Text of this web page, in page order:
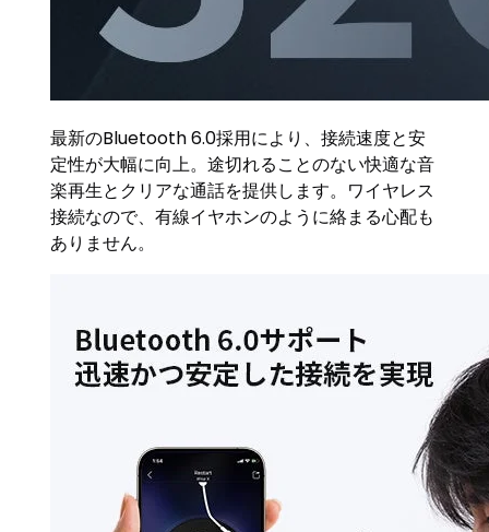
最新のBluetooth 6.0採用により、接続速度と安
定性が大幅に向上。途切れることのない快適な音
楽再生とクリアな通話を提供します。ワイヤレス
接続なので、有線イヤホンのように絡まる心配も
ありません。